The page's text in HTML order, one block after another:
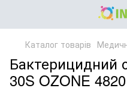
Каталог товарів
Бактерицидний
30S OZONE